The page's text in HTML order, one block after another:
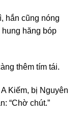
hắn cũng nóng
hăng bóp
thêm tím tái.
Kiếm, bị Nguyên
“Chờ chút.”